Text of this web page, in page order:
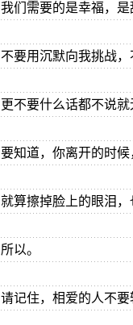
我们需要的是幸福，是
不要用沉默向我挑战，
更不要什么话都不说就
要知道，你离开的时候
就算擦掉脸上的眼泪，
所以。
请记住，相爱的人不要